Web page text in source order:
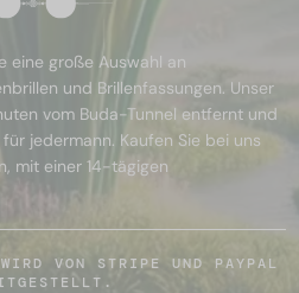
eine große Auswahl an
und Brillenfassungen. Unser
vom Buda-Tunnel entfernt und
jedermann. Kaufen Sie bei uns
mit einer 14-tägigen
VON STRIPE UND PAYPAL